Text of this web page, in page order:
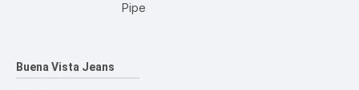
Pipe
Buena Vista Jeans